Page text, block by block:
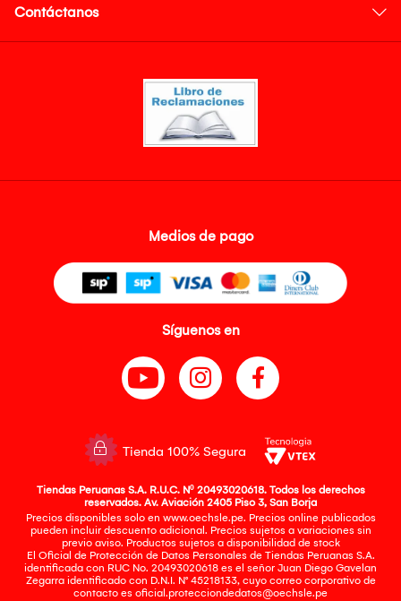
Contáctanos
Medios de pago
Síguenos en
Tienda 100% Segura
Tiendas Peruanas S.A. R.U.C. Nº 20493020618. Todos los derechos
reservados. Av. Aviación 2405 Piso 3, San Borja
Precios disponibles solo en www.oechsle.pe. Precios online publicados
pueden incluir descuento adicional. Precios sujetos a variaciones sin
previo aviso. Productos sujetos a disponibilidad de stock
El Oficial de Protección de Datos Personales de Tiendas Peruanas S.A.
identificada con RUC No. 20493020618 es el señor Juan Diego Gavelan
Zegarra identificado con D.N.I. N° 45218133, cuyo correo corporativo de
contacto es oficial.protecciondedatos@oechsle.pe